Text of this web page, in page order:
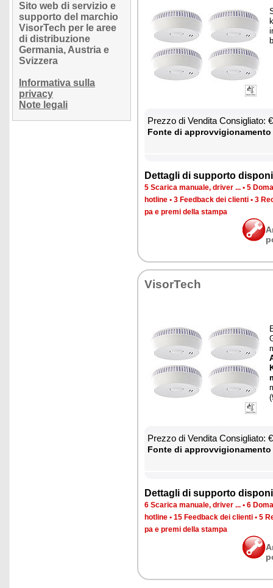
Sito web di servizio e
supporto del marchio
VisorTech per le aree
di distribuzione
Germania, Austria e
Svizzera
Informativa sulla
privacy
Note legali
Prez­zo di Ven­di­ta Con­si­glia­to:
Fon­te di
Det­ta­gli di sup­por­to
5 Sca­ri­ca ma­nua­le, dri­ver ... • 5
ho­tli­ne • 3 Feed­back dei clien­ti • 3
pa e pre­mi del­la stam­pa
Vi­sor­Te­ch
Prez­zo di Ven­di­ta Con­si­glia­to:
Fon­te di
Det­ta­gli di sup­por­to
6 Sca­ri­ca ma­nua­le, dri­ver ... • 6
ho­tli­ne • 15 Feed­back dei clien­ti • 5
pa e pre­mi del­la stam­pa